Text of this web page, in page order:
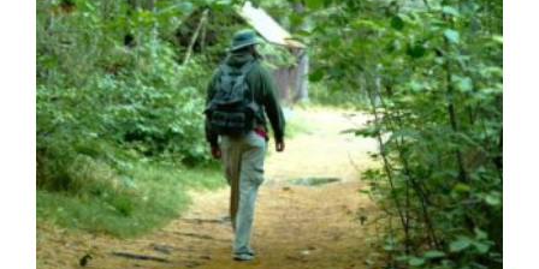
Paseo nocturno por Valladolid